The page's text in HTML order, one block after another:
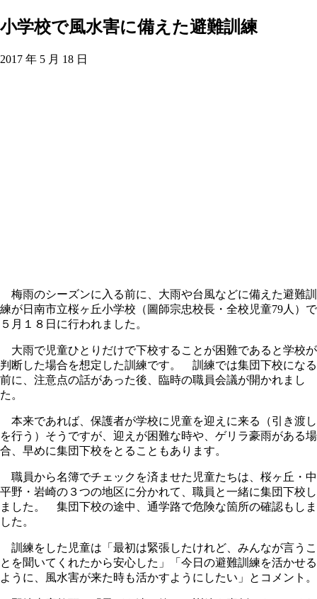
小学校で風水害に備えた避難訓練
2017 年 5 月 18 日
梅雨のシーズンに入る前に、大雨や台風などに備えた避難訓
練が日南市立桜ヶ丘小学校（圖師宗忠校長・全校児童79人）で
５月１８日に行われました。
大雨で児童ひとりだけで下校することが困難であると学校が
判断した場合を想定した訓練です。 訓練では集団下校になる
前に、注意点の話があった後、臨時の職員会議が開かれまし
た。
本来であれば、保護者が学校に児童を迎えに来る（引き渡し
を行う）そうですが、迎えが困難な時や、ゲリラ豪雨がある場
合、早めに集団下校をとることもあります。
職員から名簿でチェックを済ませた児童たちは、桜ヶ丘・中
平野・岩崎の３つの地区に分かれて、職員と一緒に集団下校し
ました。 集団下校の途中、通学路で危険な箇所の確認もしま
した。
訓練をした児童は「最初は緊張したけれど、みんなが言うこ
とを聞いてくれたから安心した」「今日の避難訓練を活かせる
ように、風水害が来た時も活かすようにしたい」とコメント。